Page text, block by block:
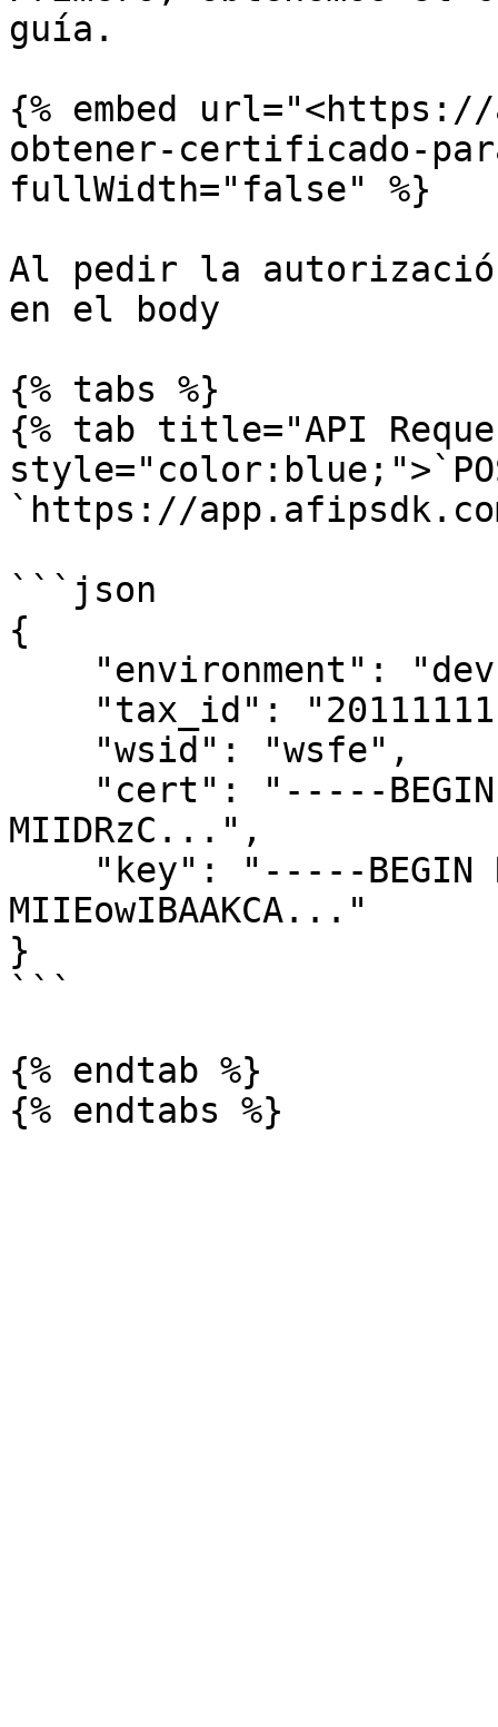
guía.
{% embed
obtener-certificado-
fullWidth="false" %}
Al pedir la
en el body
{% tabs %}
{% tab title="API
`https://
```json
{
MIIDRzC...",
MIIEowIBAAKCA..."
}
```
{% endtab %}